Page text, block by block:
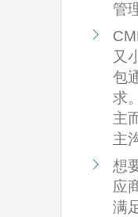
管
又
包
求
主
主
想
应
满